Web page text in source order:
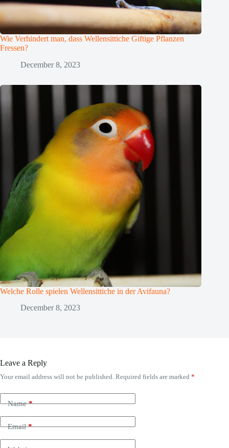
Wie Verhindert man, dass Wellensittiche Giftige Pflanzen
Fressen?
December 8, 2023
Welche Rolle spielen Wellensittiche in der Avifauna?
December 8, 2023
Leave a Reply
Your email address will not be published. Required fields are marked *
Name*
Email*